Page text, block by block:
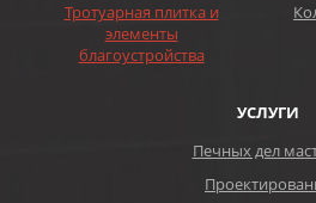
Тротуарная плитка и
элементы
благоустройства
УСЛУГИ
Печных дел